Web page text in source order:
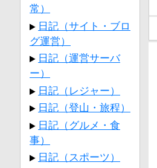
常）
日記（サイト・ブロ
グ運営）
日記（運営サーバ
ー）
日記（レジャー）
日記（登山・旅程）
日記（グルメ・食
事）
日記（スポーツ）